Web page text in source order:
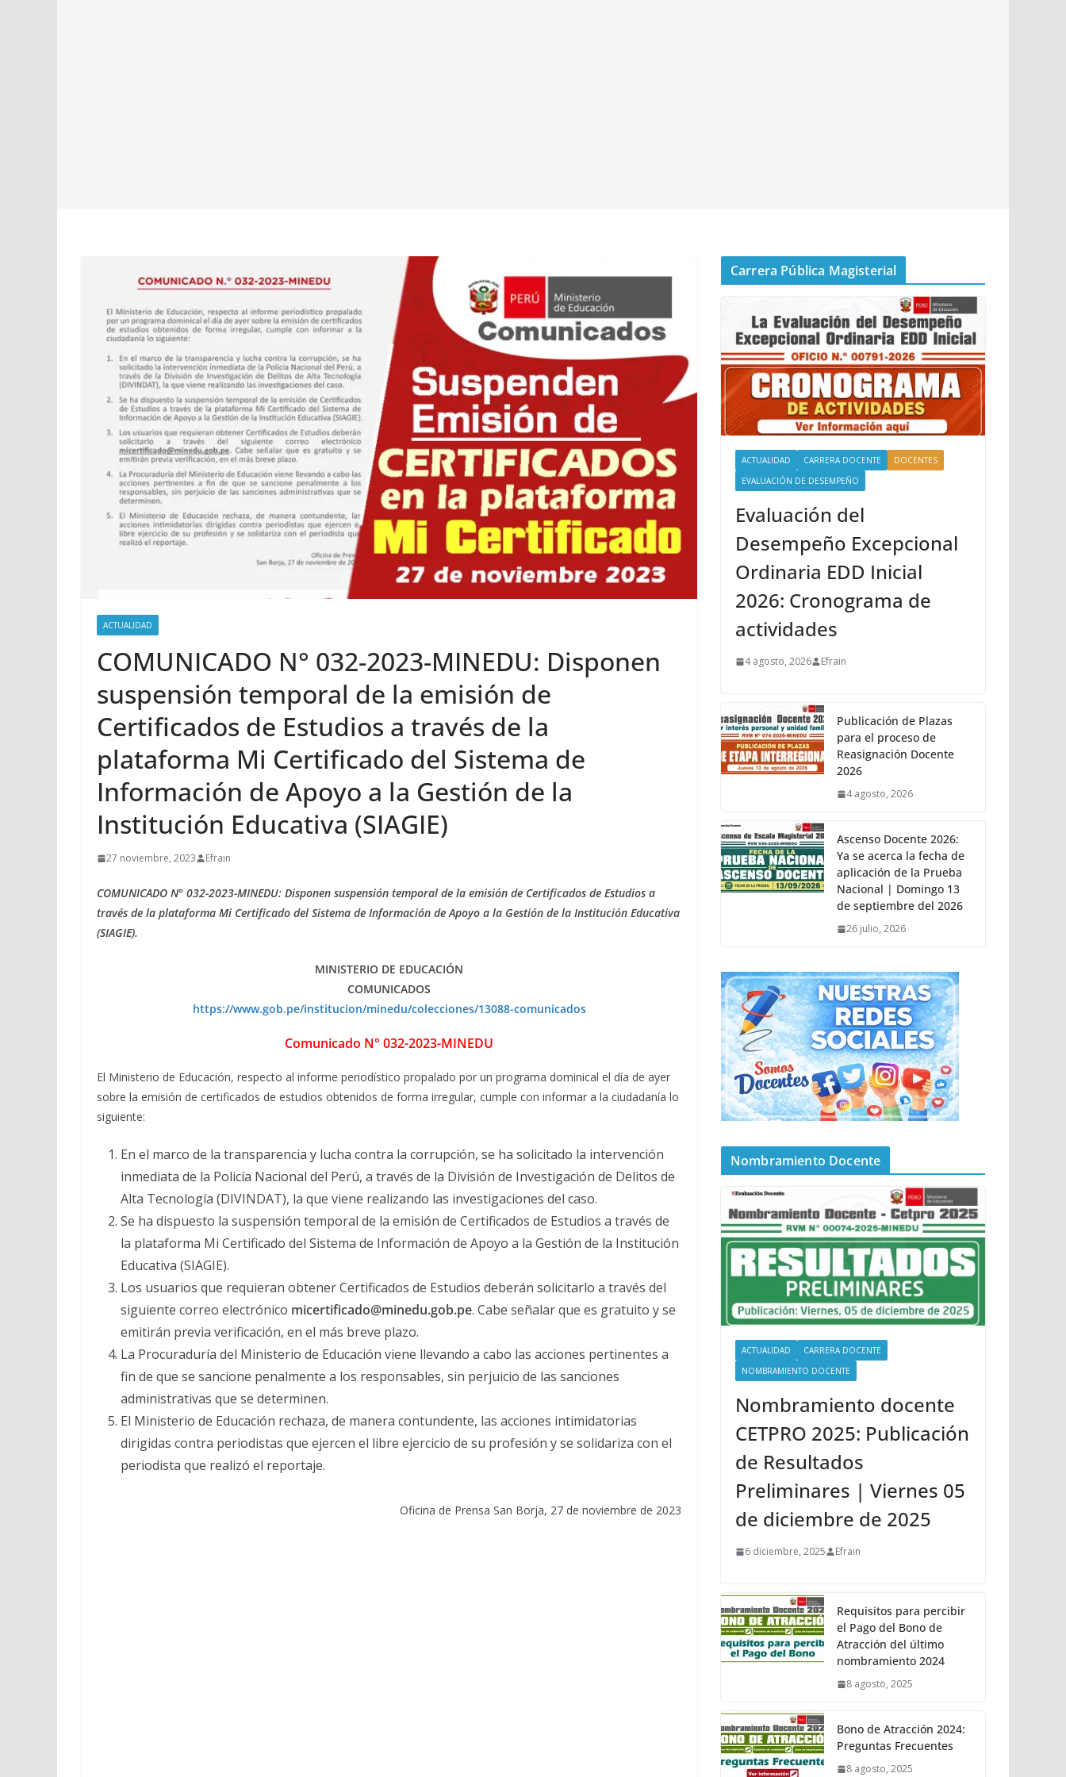
ACTUALIDAD
COMUNICADO N° 032-2023-MINEDU: Disponen
suspensión temporal de la emisión de
Certificados de Estudios a través de la
plataforma Mi Certificado del Sistema de
Información de Apoyo a la Gestión de la
Institución Educativa (SIAGIE)
27 noviembre, 2023 Efrain
COMUNICADO N° 032-2023-MINEDU: Disponen suspensión temporal de la emisión de Certificados de Estudios a
través de la plataforma Mi Certificado del Sistema de Información de Apoyo a la Gestión de la Institución Educativa
(SIAGIE).
MINISTERIO DE EDUCACIÓN
COMUNICADOS
https://www.gob.pe/institucion/minedu/colecciones/13088-comunicados
Comunicado N° 032-2023-MINEDU
El Ministerio de Educación, respecto al informe periodístico propalado por un programa dominical el día de ayer
sobre la emisión de certificados de estudios obtenidos de forma irregular, cumple con informar a la ciudadanía lo
siguiente:
En el marco de la transparencia y lucha contra la corrupción, se ha solicitado la intervención
inmediata de la Policía Nacional del Perú, a través de la División de Investigación de Delitos de
Alta Tecnología (DIVINDAT), la que viene realizando las investigaciones del caso.
Se ha dispuesto la suspensión temporal de la emisión de Certificados de Estudios a través de
la plataforma Mi Certificado del Sistema de Información de Apoyo a la Gestión de la Institución
Educativa (SIAGIE).
Los usuarios que requieran obtener Certificados de Estudios deberán solicitarlo a través del
siguiente correo electrónico micertificado@minedu.gob.pe. Cabe señalar que es gratuito y se
emitirán previa verificación, en el más breve plazo.
La Procuraduría del Ministerio de Educación viene llevando a cabo las acciones pertinentes a
fin de que se sancione penalmente a los responsables, sin perjuicio de las sanciones
administrativas que se determinen.
El Ministerio de Educación rechaza, de manera contundente, las acciones intimidatorias
dirigidas contra periodistas que ejercen el libre ejercicio de su profesión y se solidariza con el
periodista que realizó el reportaje.
Oficina de Prensa San Borja, 27 de noviembre de 2023
Carrera Pública Magisterial
ACTUALIDAD CARRERA DOCENTE
DOCENTES
EVALUACIÓN DE DESEMPEÑO
Evaluación del
Desempeño Excepcional
Ordinaria EDD Inicial
2026: Cronograma de
actividades
4 agosto, 2026 Efrain
Publicación de Plazas
para el proceso de
Reasignación Docente
2026
4 agosto, 2026
Ascenso Docente 2026:
Ya se acerca la fecha de
aplicación de la Prueba
Nacional | Domingo 13
de septiembre del 2026
26 julio, 2026
Nombramiento Docente
ACTUALIDAD
CARRERA DOCENTE
NOMBRAMIENTO DOCENTE
Nombramiento docente
CETPRO 2025: Publicación
de Resultados
Preliminares | Viernes 05
de diciembre de 2025
6 diciembre, 2025 Efrain
Requisitos para percibir
el Pago del Bono de
Atracción del último
nombramiento 2024
8 agosto, 2025
Bono de Atracción 2024:
Preguntas Frecuentes
8 agosto, 2025